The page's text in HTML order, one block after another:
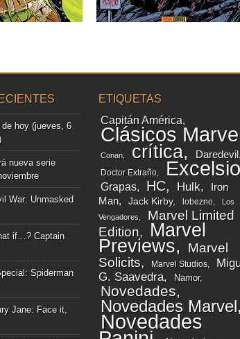
de hoy (jueves, 6
nueva serie
War: Unmasked
if…? Captain
Spiderman
Jane: Face it,
ETIQUETAS
Capitán América
Clásicos
Conan crítica Daredevil
Doctor Extraño
Grapas HC Hulk
Iron
Man
Jack Kirby lobezno
Los
Vengadores
Marvel Limited
Edition
Marvel
Previews
Marvel
Solicits
Marvel Studios
G. Saavedra
Namor
Novedades
Novedades Marvel
Novedades